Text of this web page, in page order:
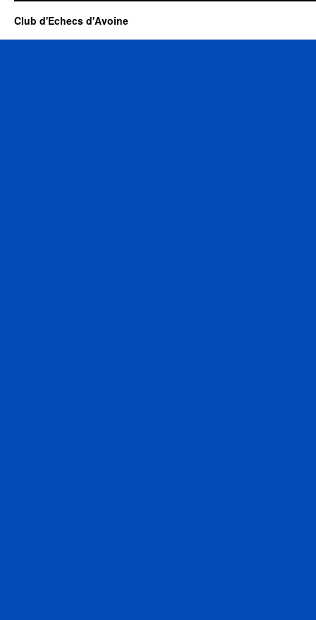
Club d'Echecs d'Avoine